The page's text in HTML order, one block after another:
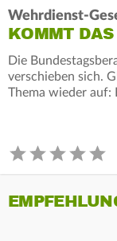
Wehrdienst-
KOMMT
Die
verschieben sich.
Thema wieder auf: